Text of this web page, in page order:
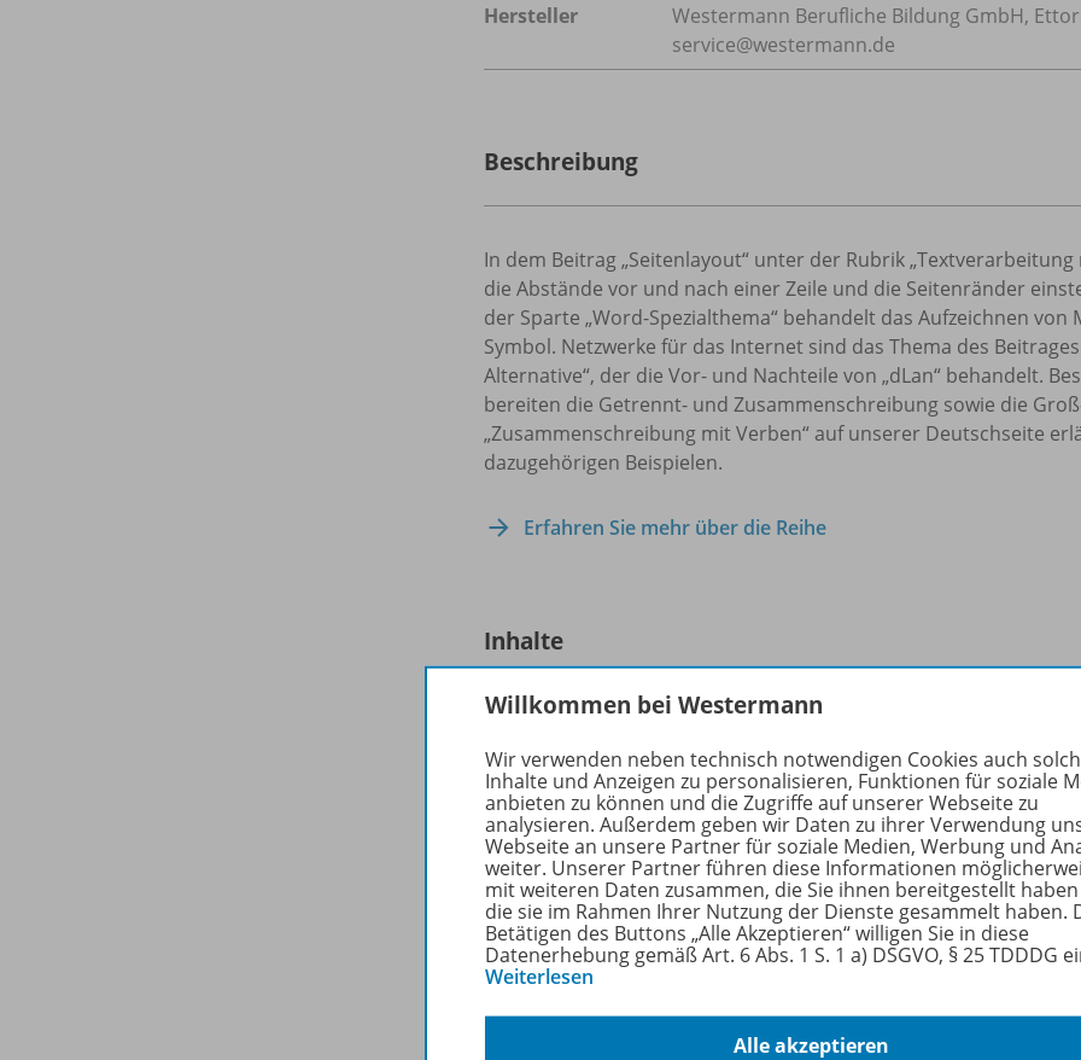
Hersteller
Westermann Berufliche Bildung GmbH,
service@westermann.de
Beschreibung
In dem Beitrag „Seitenlayout“ unter der Rubrik
die Abstände vor und nach einer Zeile und die Seitenränder
der Sparte „Word-Spezialthema“ behandelt das Aufzeichnen
Symbol. Netzwerke für das Internet sind das Thema des
Alternative“, der die Vor- und Nachteile von „dLan“ behandelt.
bereiten die Getrennt- und Zusammenschreibung sowie die
„Zusammenschreibung mit Verben“ auf unserer Deutschseite
dazugehörigen Beispielen.
Erfahren Sie mehr über die Reihe
Inhalte
Winklers Illustrierte
Dateigröße:11,2 MB
Dateiformat:PDF-Dokument
Willkommen bei Westermann
Wir verwenden neben technisch notwendigen Cookies auch
Inhalte und Anzeigen zu personalisieren, Funktionen für soziale
anbieten zu können und die Zugriffe auf unserer Webseite zu
analysieren. Außerdem geben wir Daten zu ihrer Verwendung
Webseite an unsere Partner für soziale Medien, Werbung und
weiter. Unserer Partner führen diese Informationen
mit weiteren Daten zusammen, die Sie ihnen bereitgestellt
die sie im Rahmen Ihrer Nutzung der Dienste gesammelt haben.
Betätigen des Buttons „Alle Akzeptieren“ willigen Sie in diese
Datenerhebung gemäß Art. 6 Abs. 1 S. 1 a) DSGVO, § 25 TDDDG
Weiterlesen
Alle akzeptieren